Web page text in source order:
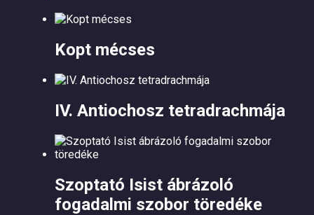
Kopt mécses
IV. Antiochosz tetradrachmája
Szoptató Isist ábrázoló
fogadalmi szobor töredéke